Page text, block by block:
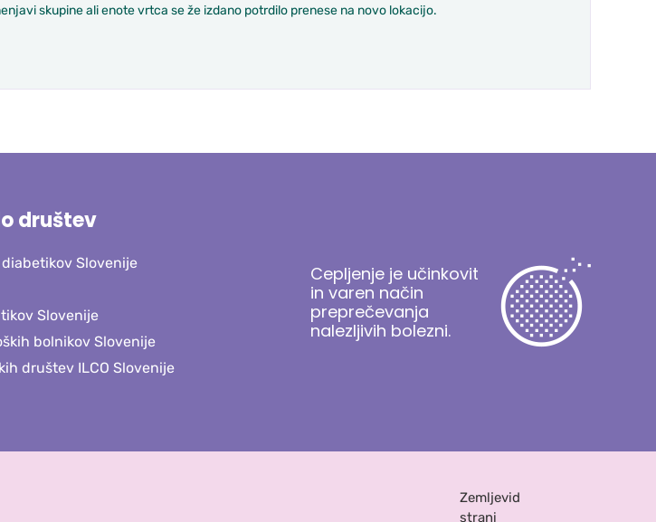
skupine ali enote vrtca se že izdano potrdilo prenese na novo lokacijo.
društev
Slovenije
Slovenije
bolnikov Slovenije
društev ILCO Slovenije
Cepljenje je učinkovit
in varen način
preprečevanja
nalezljivih bolezni.
Zemljevid
strani